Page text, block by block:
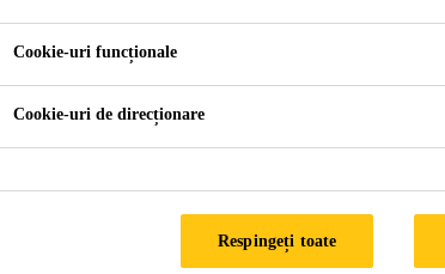
Aderentă deosebită, fără a necesita
Aplicare usoară
Sistem adecvat atât pentru suprafetele
FIȘĂ
Cookie-uri funcționale
Cookie-uri de direcționare
Respingeți toate